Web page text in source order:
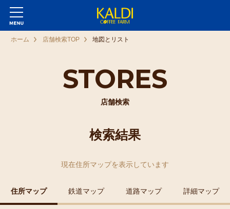
STORES
店舗検索
ホーム 店舗検索TOP 地図とリスト
検索結果
現在住所マップを表示しています
住所マップ 鉄道マップ 道路マップ 詳細マップ